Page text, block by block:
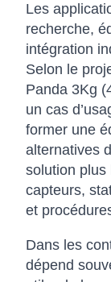
Les
recherche,
intégration
Selon le
Panda 3Kg
un cas
former une
alternatives
solution plus
capteurs,
et
Dans les
dépend